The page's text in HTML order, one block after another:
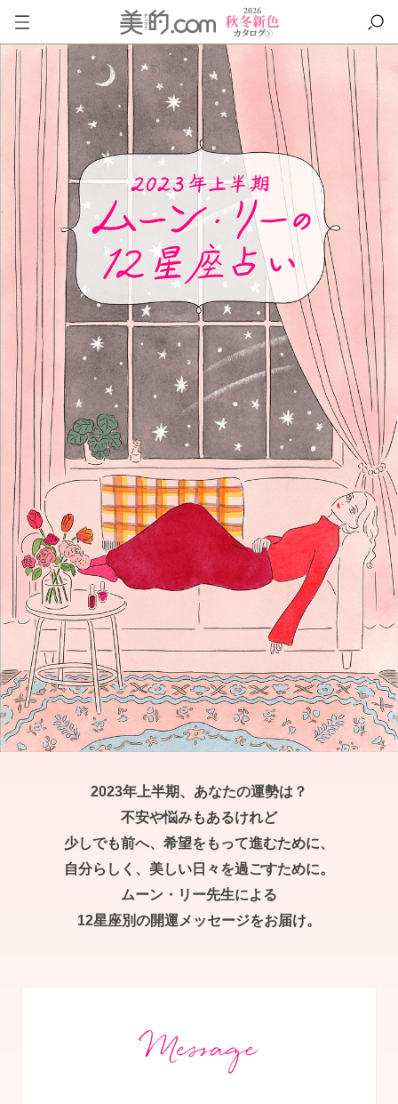
2023年上半期、あなたの運勢は？
不安や悩みもあるけれど
少しでも前へ、希望をもって進むために、
自分らしく、美しい日々を過ごすために。
ムーン・リー先生による
12星座別の開運メッセージをお届け。